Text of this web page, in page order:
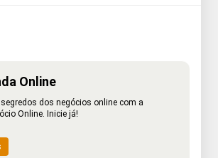
Online
segredos dos negócios online com a
Online. Inicie já!